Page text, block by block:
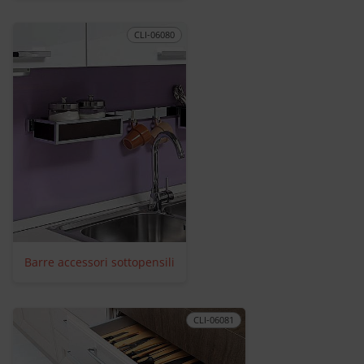
CLI-06080
Barre accessori sottopensili
CLI-06081